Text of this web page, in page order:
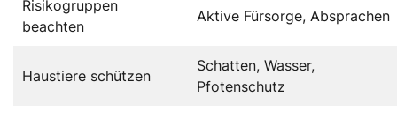
Risikogruppen
beachten
Aktive Fürsorge, Absprachen
Haustiere schützen
Schatten, Wasser,
Pfotenschutz